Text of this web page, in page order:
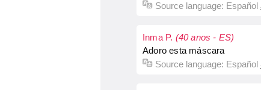
Source language: Español
Inma P. (40 anos - ES)
Adoro esta máscara
Source language: Español